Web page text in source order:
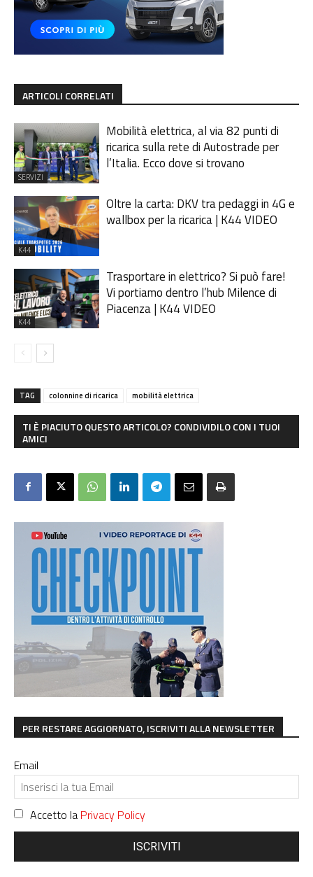
ARTICOLI CORRELATI
SERVIZI
Mobilità elettrica, al via 82 punti di
ricarica sulla rete di Autostrade per
l’Italia. Ecco dove si trovano
K44
Oltre la carta: DKV tra pedaggi in 4G e
wallbox per la ricarica | K44 VIDEO
K44
Trasportare in elettrico? Si può fare!
Vi portiamo dentro l’hub Milence di
Piacenza | K44 VIDEO
TAG colonnine di ricarica mobilità elettrica
TI È PIACIUTO QUESTO ARTICOLO? CONDIVIDILO CON I TUOI
AMICI
PER RESTARE AGGIORNATO, ISCRIVITI ALLA NEWSLETTER
Email
Accetto la Privacy Policy
ISCRIVITI